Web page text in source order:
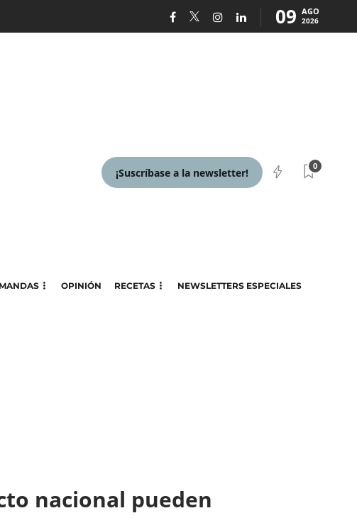
09 AGO
2026
¡Suscríbase a la newsletter!
0
OPINIÓN RECETAS NEWSLETTERS ESPECIALES
nacional pueden